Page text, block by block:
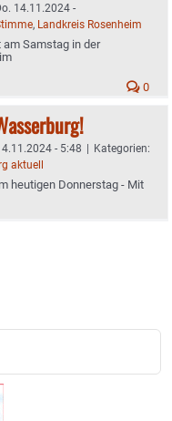
14.11.2024 -
, Landkreis Rosenheim
Samstag in der
0
- 5:48 | Kategorien:
aktuell
heutigen Donnerstag - Mit